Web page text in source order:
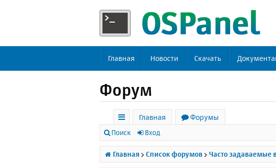
Главная Новости Скачать
Форум
с
ы
л
Главная
Форумы
Поиск Вход
Главная Список форумов Часто задаваемые